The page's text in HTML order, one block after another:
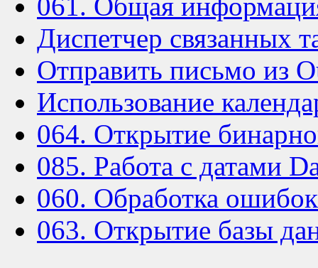
Диспетчер связанных
Отправить письмо из
Использование
064. Открытие
085. Работа с датами
060. Обработка
063. Открытие базы